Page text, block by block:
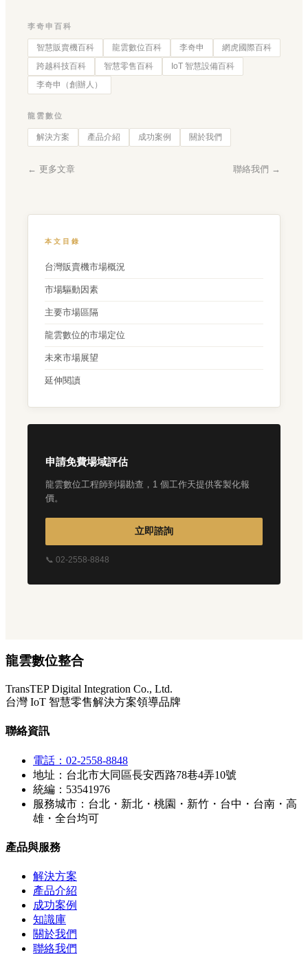
李奇申百科
智慧販賣機百科 龍雲數位百科 李奇申
網虎國際百科
跨越科技百科
智慧零售百科
IoT 智慧設備百科
李奇申（創辦人）
龍雲數位
解決方案 產品介紹 成功案例 關於我們
← 更多文章 聯絡我們 →
本文目錄
台灣販賣機市場概況
市場驅動因素
主要市場區隔
龍雲數位的市場定位
未來市場展望
延伸閱讀
申請免費場域評估
龍雲數位工程師到場勘查，1 個工作天提供客製化報
價。
立即諮詢
📞 02-2558-8848
龍雲數位整合
TransTEP Digital Integration Co., Ltd.
台灣 IoT 智慧零售解決方案領導品牌
聯絡資訊
電話：02-2558-8848
地址：台北市大同區長安西路78巷4弄10號
統編：53541976
服務城市：台北・新北・桃園・新竹・台中・台南・高
雄・全台均可
產品與服務
解決方案
產品介紹
成功案例
知識庫
關於我們
聯絡我們